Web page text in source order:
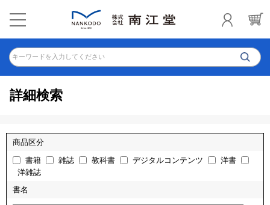
キーワードを入力してください
詳細検索
商品区分
書籍 雑誌 教科書 デジタルコンテンツ
洋書
洋雑誌
書名